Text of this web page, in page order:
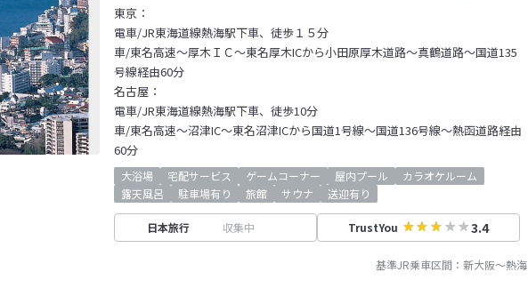
東京：
電車/JR東海道線熱海駅下車、徒歩１５分
車/東名高速～厚木ＩＣ～東名厚木ICから小田原厚木道路～真鶴道路～国道135
号線経由60分
名古屋：
電車/JR東海道線熱海駅下車、徒歩10分
車/東名高速～沼津IC～東名沼津ICから国道1号線～国道136号線～熱函道路経由
60分
大浴場 宅配サービス ゲームコーナー 屋内プール
カラオケルーム
露天風呂
駐車場有り 旅館 サウナ 送迎有り
日本旅行 収集中 TrustYou 3.4
基準JR乗車区間： 新大阪～熱海